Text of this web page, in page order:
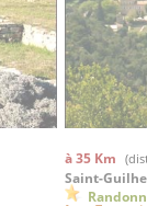
à 35 Km
Saint-